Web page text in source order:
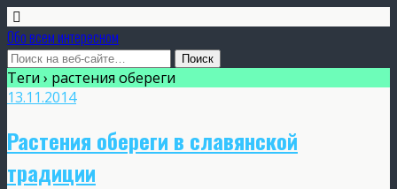
Обо всем интересном
Теги › растения обереги
13.11.2014
Растения обереги в славянской
традиции